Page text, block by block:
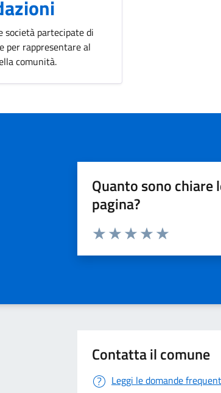
società partecipate di
per rappresentare al
comunità.
Quanto sono
pagina?
Valuta da 1 a 5 stelle la pagina
Contatta il comune
Leggi le domande